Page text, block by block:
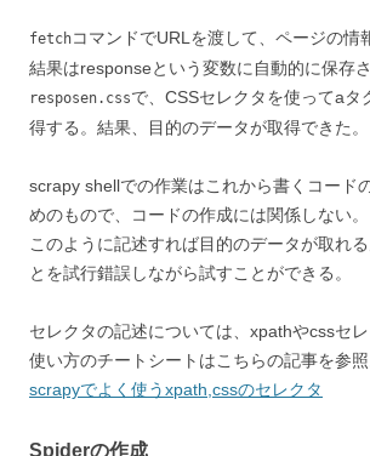
fetchコマンドでURLを渡して、ページの情
結果はresponseという変数に自動的に保存さ
resposen.cssで、CSSセレクタを使ってaタ
得する。結果、目的のデータが取得できた。
scrapy shellでの作業はこれから書くコード
めのもので、コードの作成には関係しない
このように記述すれば目的のデータが取れ
とを試行錯誤しながら試すことができる。
セレクタの記述については、xpathやcssセレ
使い方のチートシートはこちらの記事を参照
scrapyでよく使うxpath,cssのセレクタ
Spiderの作成